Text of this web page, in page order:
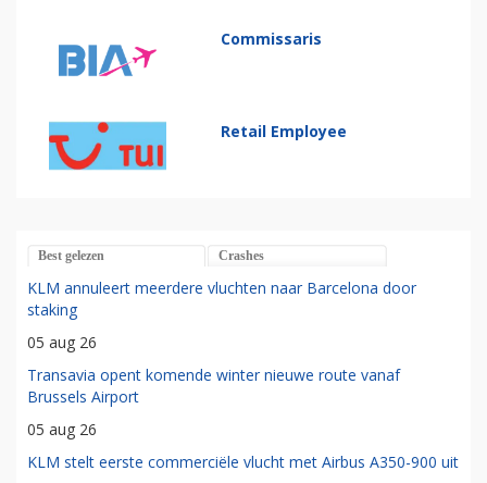
Commissaris
Retail Employee
Best gelezen Crashes
KLM annuleert meerdere vluchten naar Barcelona door
staking
05 aug 26
Transavia opent komende winter nieuwe route vanaf
Brussels Airport
05 aug 26
KLM stelt eerste commerciële vlucht met Airbus A350-900 uit